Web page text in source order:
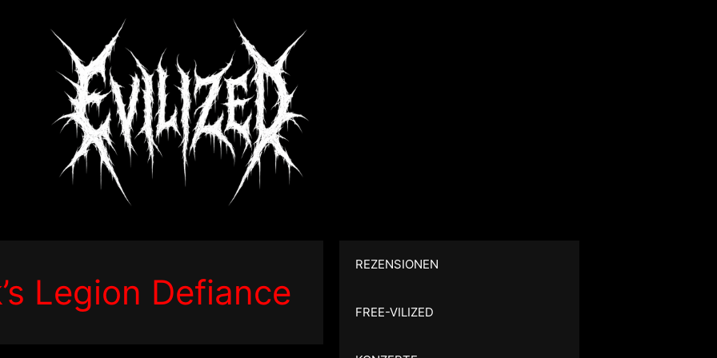
Legion Defiance
REZENSIONEN
FREE-VILIZED